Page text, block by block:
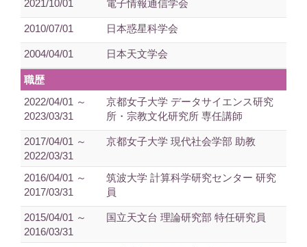
2021/10/01 電子情報通信学会
2010/07/01 日本惑星科学会
2004/04/01 日本天文学会
職歴
2022/04/01 ～
2023/03/31
京都女子大学 データサイエンス研究
所・宗教文化研究所 専任講師
2017/04/01 ～
2022/03/31
京都女子大学 現代社会学部 助教
2016/04/01 ～
2017/03/31
筑波大学 計算科学研究センター 研究
員
2015/04/01 ～
2016/03/31
国立天文台 理論研究部 特任研究員